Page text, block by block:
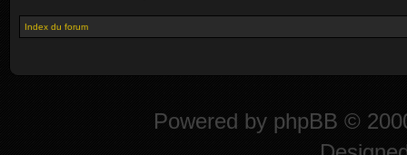
Index du forum
Powered by phpBB ©